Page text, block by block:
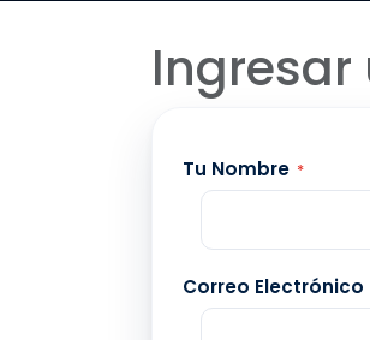
Tu Nombre *
Correo Electrónico